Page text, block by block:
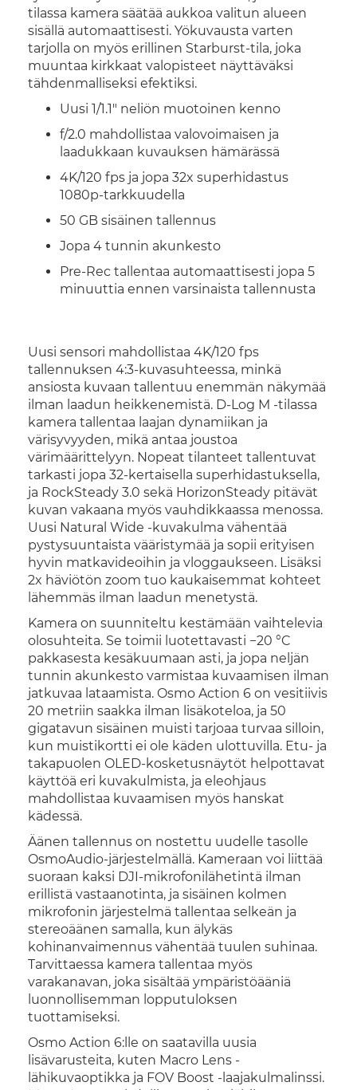
tilassa kamera säätää aukkoa valitun alueen
sisällä automaattisesti. Yökuvausta varten
tarjolla on myös erillinen Starburst-tila, joka
muuntaa kirkkaat valopisteet näyttäväksi
tähdenmalliseksi efektiksi.
Uusi 1/1.1" neliön muotoinen kenno
f/2.0 mahdollistaa valovoimaisen ja
laadukkaan kuvauksen hämärässä
4K/120 fps ja jopa 32x superhidastus
1080p-tarkkuudella
50 GB sisäinen tallennus
Jopa 4 tunnin akunkesto
Pre-Rec tallentaa automaattisesti jopa 5
minuuttia ennen varsinaista tallennusta
Uusi sensori mahdollistaa 4K/120 fps
tallennuksen 4:3-kuvasuhteessa, minkä
ansiosta kuvaan tallentuu enemmän näkymää
ilman laadun heikkenemistä. D-Log M -tilassa
kamera tallentaa laajan dynamiikan ja
värisyvyyden, mikä antaa joustoa
värimäärittelyyn. Nopeat tilanteet tallentuvat
tarkasti jopa 32-kertaisella superhidastuksella,
ja RockSteady 3.0 sekä HorizonSteady pitävät
kuvan vakaana myös vauhdikkaassa menossa.
Uusi Natural Wide -kuvakulma vähentää
pystysuuntaista vääristymää ja sopii erityisen
hyvin matkavideoihin ja vloggaukseen. Lisäksi
2x häviötön zoom tuo kaukaisemmat kohteet
lähemmäs ilman laadun menetystä.
Kamera on suunniteltu kestämään vaihtelevia
olosuhteita. Se toimii luotettavasti −20 °C
pakkasesta kesäkuumaan asti, ja jopa neljän
tunnin akunkesto varmistaa kuvaamisen ilman
jatkuvaa lataamista. Osmo Action 6 on vesitiivis
20 metriin saakka ilman lisäkoteloa, ja 50
gigatavun sisäinen muisti tarjoaa turvaa silloin,
kun muistikortti ei ole käden ulottuvilla. Etu- ja
takapuolen OLED-kosketusnäytöt helpottavat
käyttöä eri kuvakulmista, ja eleohjaus
mahdollistaa kuvaamisen myös hanskat
kädessä.
Äänen tallennus on nostettu uudelle tasolle
OsmoAudio-järjestelmällä. Kameraan voi liittää
suoraan kaksi DJI-mikrofonilähetintä ilman
erillistä vastaanotinta, ja sisäinen kolmen
mikrofonin järjestelmä tallentaa selkeän ja
stereoäänen samalla, kun älykäs
kohinanvaimennus vähentää tuulen suhinaa.
Tarvittaessa kamera tallentaa myös
varakanavan, joka sisältää ympäristöääniä
luonnollisemman lopputuloksen
tuottamiseksi.
Osmo Action 6:lle on saatavilla uusia
lisävarusteita, kuten Macro Lens -
lähikuvaoptikka ja FOV Boost -laajakulmalinssi.